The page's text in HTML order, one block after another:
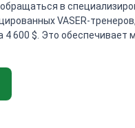
в
VASER-
600 $. Это